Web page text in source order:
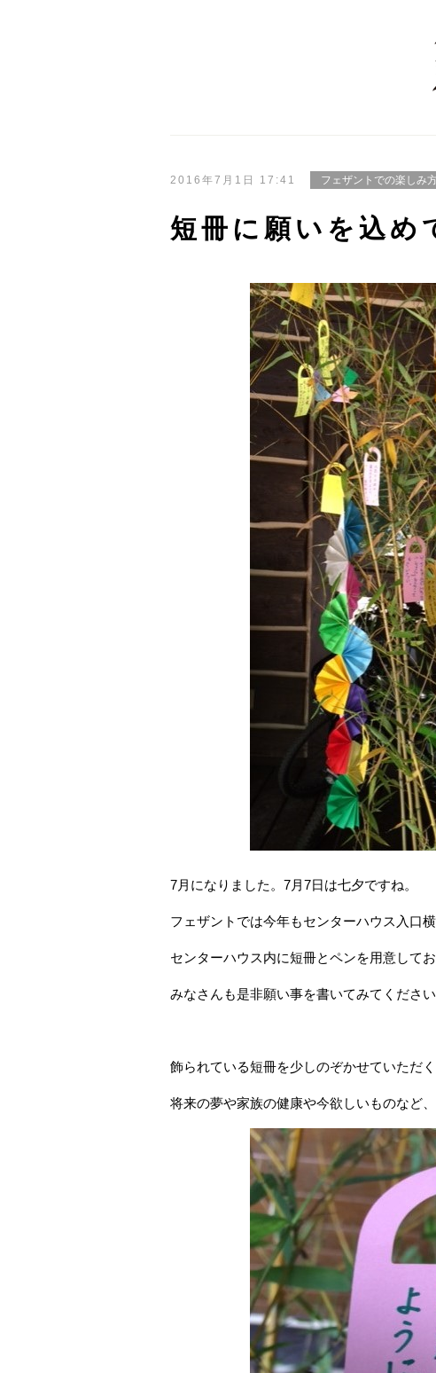
2016年7月1日 17:41 フェザントでの楽しみ方
短冊に願いを込め
7月になりました。7月7日は七夕ですね。
フェザントでは今年もセンターハウス入口
センターハウス内に短冊とペンを用意してお
みなさんも是非願い事を書いてみてください
飾られている短冊を少しのぞかせていただく
将来の夢や家族の健康や今欲しいものなど